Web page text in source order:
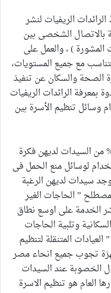
الريفيات لنشر
بالاتصال الشخصى بين
) ، والعمل على
مع جميع المستويات،
أعلنت وزارة الصحة والسكان عن تنفيذ
منزلية وعقد 400 ألف ندوة بمعرفة الرائدات الريفيات
وسائل تنظيم الأسرة بين
خلال المسوح السكانية تبين ان 98% من السيدات لديهن فكرة
لوسائل منع الحمل فى
سيدات لديهن الرغبة
” الحاجات الغير
الخدمة على اوسع نطاق
وتلبية الحاجات
المتنقلة لتنظيم
مجهزة تجوب جميع انحاء مصر
عند السيدات
العام هو تنظيم الاسرة